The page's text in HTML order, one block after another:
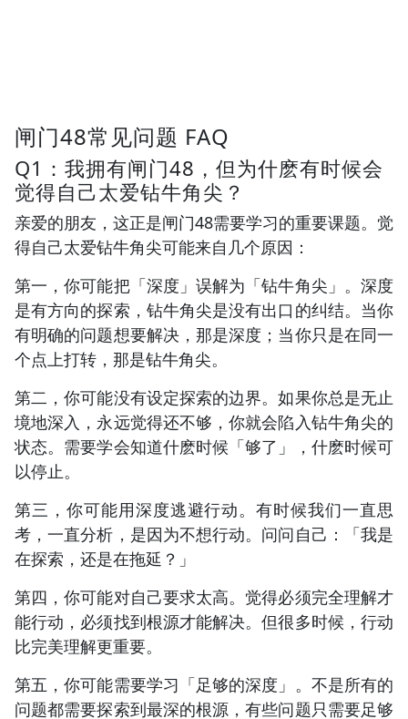
闸门48常见问题 FAQ
Q1：我拥有闸门48，但为什麽有时候会
觉得自己太爱钻牛角尖？
亲爱的朋友，这正是闸门48需要学习的重要课题。觉
得自己太爱钻牛角尖可能来自几个原因：
第一，你可能把「深度」误解为「钻牛角尖」。深度
是有方向的探索，钻牛角尖是没有出口的纠结。当你
有明确的问题想要解决，那是深度；当你只是在同一
个点上打转，那是钻牛角尖。
第二，你可能没有设定探索的边界。如果你总是无止
境地深入，永远觉得还不够，你就会陷入钻牛角尖的
状态。需要学会知道什麽时候「够了」，什麽时候可
以停止。
第三，你可能用深度逃避行动。有时候我们一直思
考，一直分析，是因为不想行动。问问自己：「我是
在探索，还是在拖延？」
第四，你可能对自己要求太高。觉得必须完全理解才
能行动，必须找到根源才能解决。但很多时候，行动
比完美理解更重要。
第五，你可能需要学习「足够的深度」。不是所有的
问题都需要探索到最深的根源，有些问题只需要足够